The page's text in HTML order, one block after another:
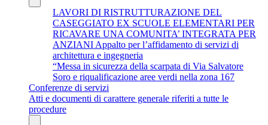
LAVORI DI RISTRUTTURAZIONE DEL
CASEGGIATO EX SCUOLE ELEMENTARI PER
RICAVARE UNA COMUNITA’ INTEGRATA PER
ANZIANI Appalto per l’affidamento di servizi di
architettura e ingegneria
“Messa in sicurezza della scarpata di Via Salvatore
Soro e riqualificazione aree verdi nella zona 167
Conferenze di servizi
Atti e documenti di carattere generale riferiti a tutte le
procedure